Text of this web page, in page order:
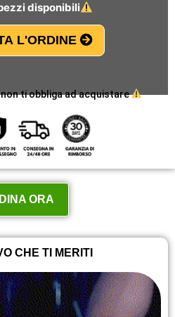
disponibili
L'ORDINE
ti obbliga ad acquistare
ORA
CHE TI MERITI